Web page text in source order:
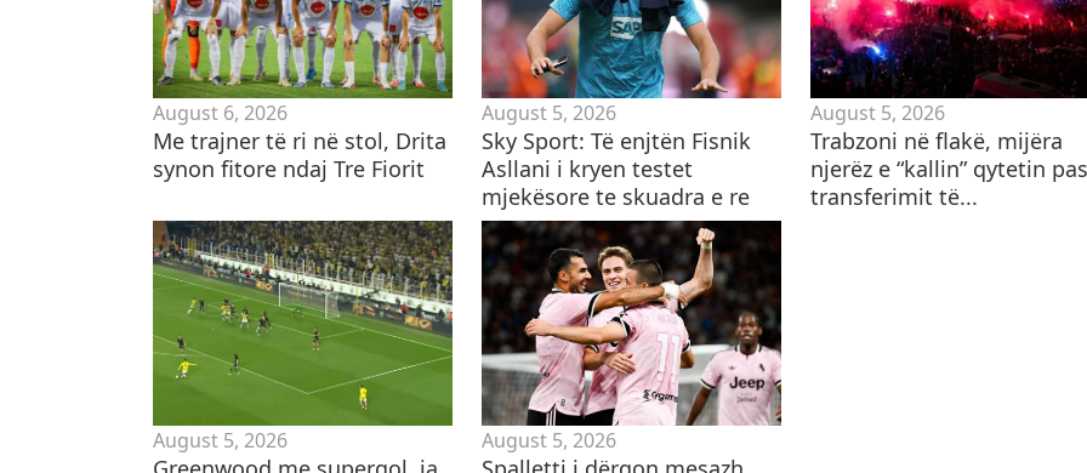
August 6, 2026
​Me trajner të ri në stol, Drita
synon fitore ndaj Tre Fiorit
August 5, 2026
Sky Sport: Të enjtën Fisnik
Asllani i kryen testet
mjekësore te skuadra e re
August 5, 2026
Trabzoni në flakë, mijëra
njerëz e “kallin” qytetin pas
transferimit të...
August 5, 2026 August 5, 2026